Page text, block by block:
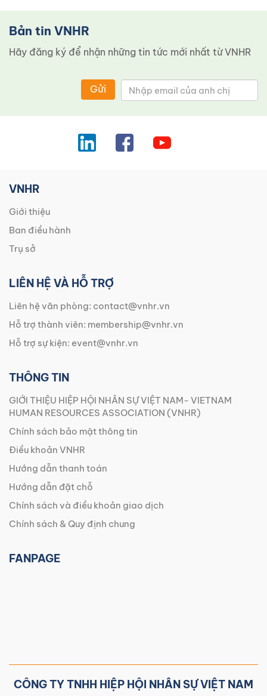
Bản tin VNHR
Hãy đăng ký để nhận những tin tức mới nhất từ ​​VNHR
Gửi
VNHR
Giới thiệu
Ban điều hành
Trụ sở
LIÊN HỆ VÀ HỖ TRỢ
Liên hệ văn phòng: contact@vnhr.vn
Hỗ trợ thành viên: membership@vnhr.vn
Hỗ trợ sự kiện: event@vnhr.vn
THÔNG TIN
GIỚI THIỆU HIỆP HỘI NHÂN SỰ VIỆT NAM- VIETNAM
HUMAN RESOURCES ASSOCIATION (VNHR)
Chính sách bảo mật thông tin
Điều khoản VNHR
Hướng dẫn thanh toán
Hướng dẫn đặt chỗ
Chính sách và điều khoản giao dịch
Chính sách & Quy định chung
FANPAGE
CÔNG TY TNHH HIỆP HỘI NHÂN SỰ VIỆT NAM